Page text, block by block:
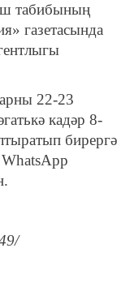
табибының
газетасында
22-23
кадәр 8-
бирергә